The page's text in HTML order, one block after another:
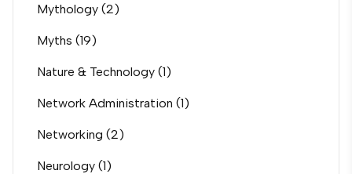
Mythology (2)
Myths (19)
Nature & Technology (1)
Network Administration (1)
Networking (2)
Neurology (1)